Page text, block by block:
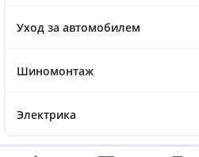
Уход за автомобилем
Шиномонтаж
Электрика